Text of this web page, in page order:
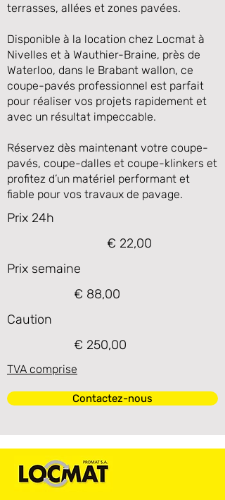
terrasses, allées et zones pavées.
Disponible à la location chez Locmat à
Nivelles et à Wauthier-Braine, près de
Waterloo, dans le Brabant wallon, ce
coupe-pavés professionnel est parfait
pour réaliser vos projets rapidement et
avec un résultat impeccable.
Réservez dès maintenant votre coupe-
pavés, coupe-dalles et coupe-klinkers et
profitez d’un matériel performant et
fiable pour vos travaux de pavage.
Prix 24h
€ 22,00
Prix semaine
€ 88,00
Caution
€ 250,00
TVA comprise
Contactez-nous